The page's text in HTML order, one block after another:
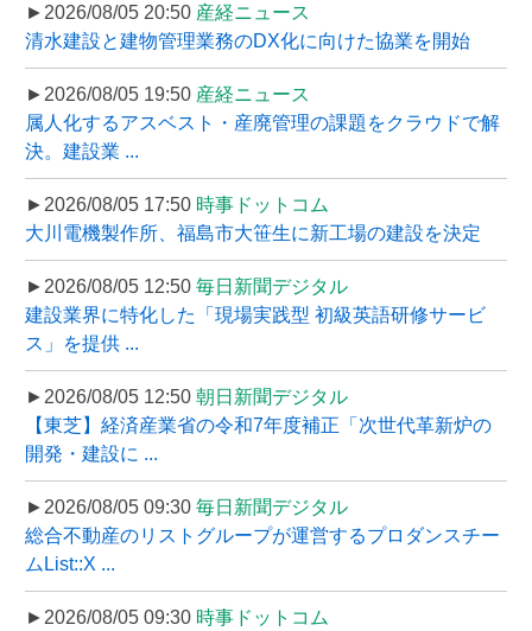
►2026/08/05 20:50 産経ニュース
清水建設と建物管理業務のDX化に向けた協業を開始
►2026/08/05 19:50 産経ニュース
属人化するアスベスト・産廃管理の課題をクラウドで解
決。建設業 ...
►2026/08/05 17:50 時事ドットコム
大川電機製作所、福島市大笹生に新工場の建設を決定
►2026/08/05 12:50 毎日新聞デジタル
建設業界に特化した「現場実践型 初級英語研修サービ
ス」を提供 ...
►2026/08/05 12:50 朝日新聞デジタル
【東芝】経済産業省の令和7年度補正「次世代革新炉の
開発・建設に ...
►2026/08/05 09:30 毎日新聞デジタル
総合不動産のリストグループが運営するプロダンスチー
ムList::X ...
►2026/08/05 09:30 時事ドットコム